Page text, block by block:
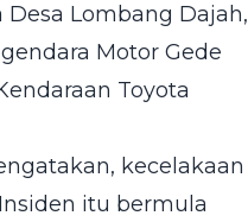
Lombang Dajah,
Motor Gede
Toyota
kecelakaan
itu bermula